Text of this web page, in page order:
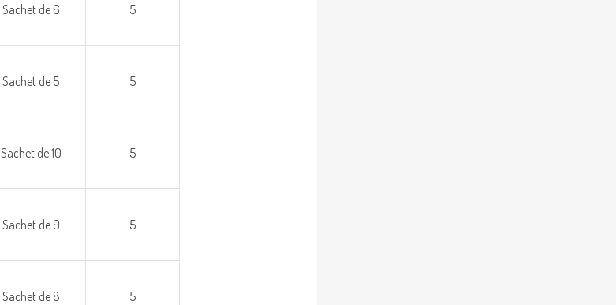
Sachet de 6 5
Sachet de 5 5
Sachet de 10 5
Sachet de 9 5
Sachet de 8 5